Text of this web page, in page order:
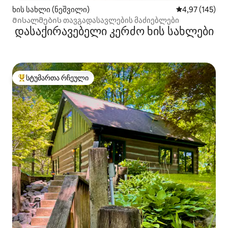
ხის სახლი (ნეშვილი) საშუალო
4,97 (145)
Მისალმების თავგადასავლების მაძიებლები
დასაქირავებელი კერძო ხის სახლები
სტუმართა რჩეული მოწინავე ვარიანტი
სტუმართა რჩეული